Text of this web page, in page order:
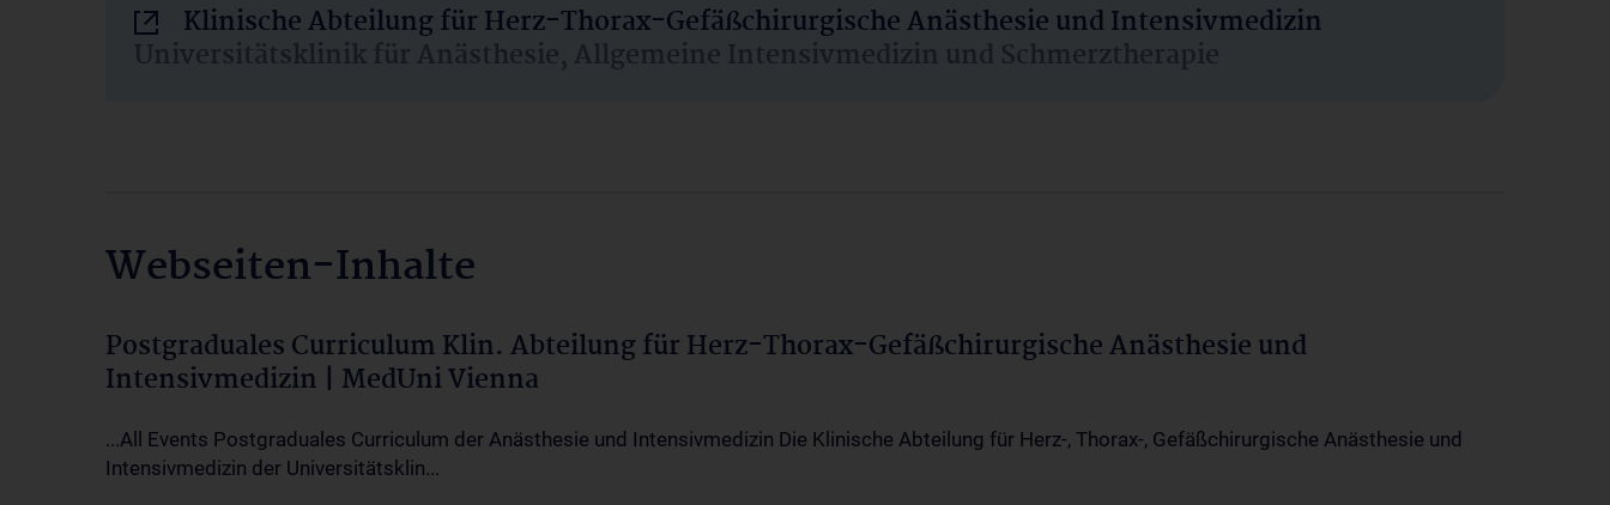
Klinische Abteilung für Herz-Thorax-Gefäßchirurgische Anästhesie und Intensivmedizin
Universitätsklinik für Anästhesie, Allgemeine Intensivmedizin und Schmerztherapie
Webseiten-Inhalte
Postgraduales Curriculum Klin. Abteilung für Herz-Thorax-Gefäßchirurgische Anästhesie und
Intensivmedizin | MedUni Vienna
...All Events Postgraduales Curriculum der Anästhesie und Intensivmedizin Die Klinische Abteilung für Herz-, Thorax-, Gefäßchirurgische Anästhesie und
Intensivmedizin der Universitätsklin...